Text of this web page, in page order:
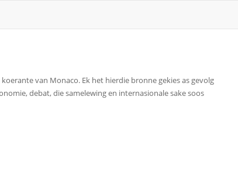
van Monaco. Ek het hierdie bronne gekies as gevolg
debat, die samelewing en internasionale sake soos